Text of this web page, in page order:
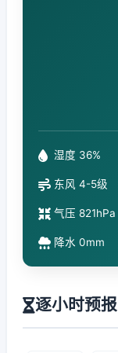
湿度 36%
东风 4-5级
气压 821hPa
降水 0mm
逐小时预报